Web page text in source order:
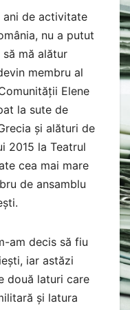
ani de activitate
nu a putut
mă alătur
membru al
Elene
la sute de
și alături de
2015 la Teatrul
cea mai mare
de ansamblu
am decis să fiu
iar astăzi
două laturi care
și latura